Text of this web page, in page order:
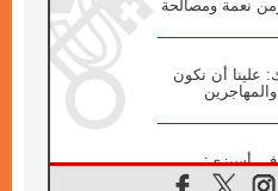
زمن نعمة ومصالحة
علينا أن نكون
في أسيزي:
عن قديسين جُدد